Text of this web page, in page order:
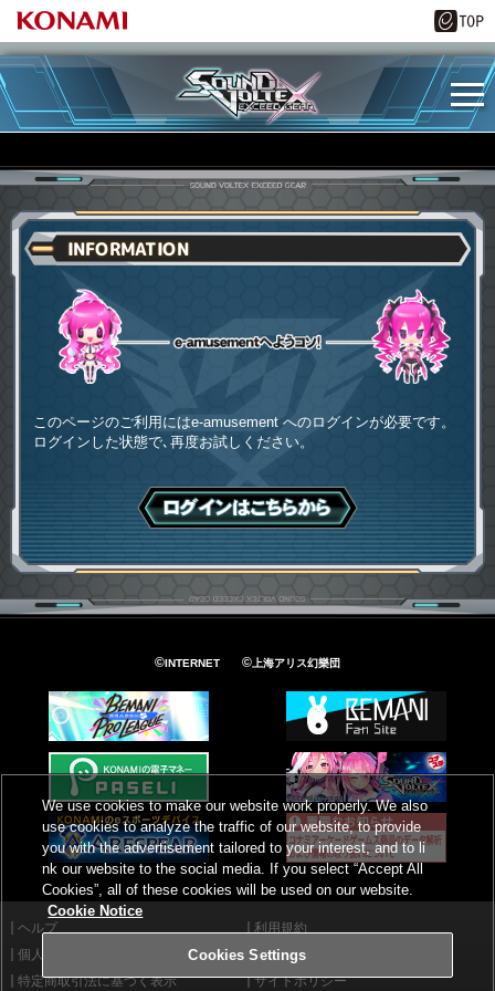
INFORMATION
このページのご利用にはe-amusement へのログインが必要です。
ログインした状態で､再度お試しください。
ログインはこちら
©INTERNET ©上海アリス幻樂団
ヘルプ
利用規約
個人情報等保護方針
外部送信について
特定商取引法に基づく表示
サイトポリシー
We use cookies to make our website work properly. We also
use cookies to analyze the traffic of our website, to provide
you with the advertisement tailored to your interest, and to li
nk our website to the social media. If you select “Accept All
Cookies”, all of these cookies will be used on our website.
Cookie Notice
Cookies Settings